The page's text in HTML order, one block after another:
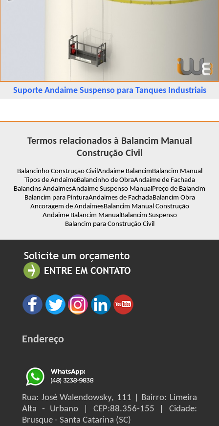
Suporte Andaime Suspenso para Tanques Industriais
Termos relacionados à Balancim Manual
Construção Civil
Balancinho Construção CivilAndaime BalancimBalancim Manual
Tipos de AndaimeBalancinho de ObraAndaime de Fachada
Balancins AndaimesAndaime Suspenso ManualPreço de Balancim
Balancim para PinturaAndaimes de FachadaBalancim Obra
Ancoragem de AndaimesBalancim Manual Construção
Andaime Balancim ManualBalancim Suspenso
Balancim para Construção Civil
Endereço
Rua: José Walendowsky, 111 | Bairro: Limeira
Alta - Urbano | CEP:88.356-155 | Cidade:
Brusque - Santa Catarina (SC)